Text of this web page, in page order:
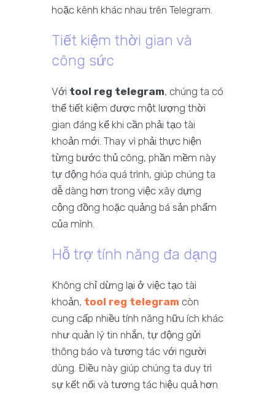
hoặc kênh khác nhau trên Telegram.
Tiết kiệm thời gian và
công sức
Với tool reg telegram, chúng ta có
thể tiết kiệm được một lượng thời
gian đáng kể khi cần phải tạo tài
khoản mới. Thay vì phải thực hiện
từng bước thủ công, phần mềm này
tự động hóa quá trình, giúp chúng ta
dễ dàng hơn trong việc xây dựng
cộng đồng hoặc quảng bá sản phẩm
của mình.
Hỗ trợ tính năng đa dạng
Không chỉ dừng lại ở việc tạo tài
khoản, tool reg telegram còn
cung cấp nhiều tính năng hữu ích khác
như quản lý tin nhắn, tự động gửi
thông báo và tương tác với người
dùng. Điều này giúp chúng ta duy trì
sự kết nối và tương tác hiệu quả hơn